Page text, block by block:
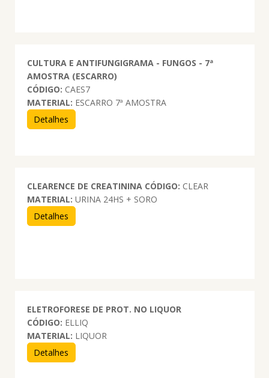
CULTURA E ANTIFUNGIGRAMA - FUNGOS - 7ª
AMOSTRA (ESCARRO)
CÓDIGO: CAES7
MATERIAL: ESCARRO 7ª AMOSTRA
Detalhes
CLEARENCE DE CREATININA CÓDIGO: CLEAR
MATERIAL: URINA 24HS + SORO
Detalhes
ELETROFORESE DE PROT. NO LIQUOR
CÓDIGO: ELLIQ
MATERIAL: LIQUOR
Detalhes